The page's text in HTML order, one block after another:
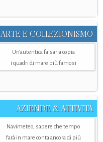
ARTE E COLLEZIONISMO
Un’autentica falsaria copia
i quadri di mare più famosi
AZIENDE & ATTIVITÀ
Navimeteo, sapere che tempo
farà in mare conta ancora di più